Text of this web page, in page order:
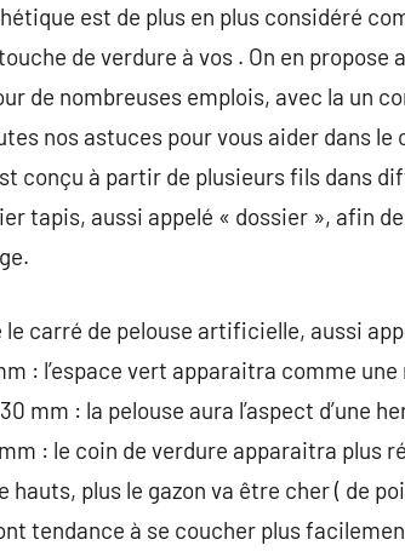
est de plus en plus considéré
de verdure à vos . On en
de nombreuses emplois, avec la un
nos astuces pour vous aider dans
conçu à partir de plusieurs fils dans
tapis, aussi appelé « dossier », afin
le carré de pelouse artificielle, aussi
: l’espace vert apparaitra comme
mm : la pelouse aura l’aspect d’une
: le coin de verdure apparaitra plus
hauts, plus le gazon va être cher ( de
tendance à se coucher plus